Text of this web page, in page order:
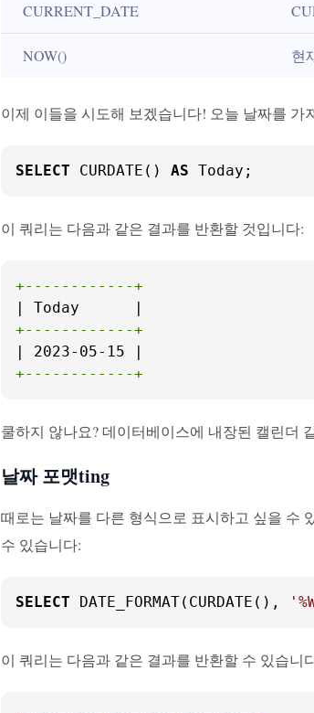
CURRENT_DATE
NOW() 현
이제 이들을 시도해 보겠습니다! 오늘 날짜를
SELECT CURDATE() AS Today;
이 쿼리는 다음과 같은 결과를 반환할 것입니다:
+------------+
+------------+
+------------+
쿨하지 않나요? 데이터베이스에 내장된 캘린더
날짜 포맷ting
때로는 날짜를 다른 형식으로 표시하고 싶을 수
수 있습니다:
SELECT DATE_FORMAT(CURDATE(),
이 쿼리는 다음과 같은 결과를 반환할 수 있습니